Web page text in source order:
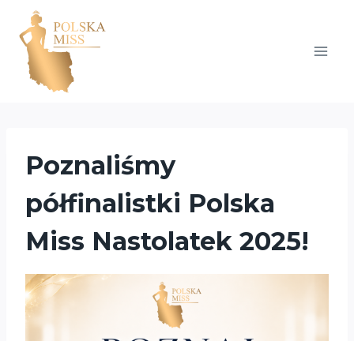
Przejdź
treści
Poznaliśmy
półfinalistki Polska
Miss Nastolatek 2025!